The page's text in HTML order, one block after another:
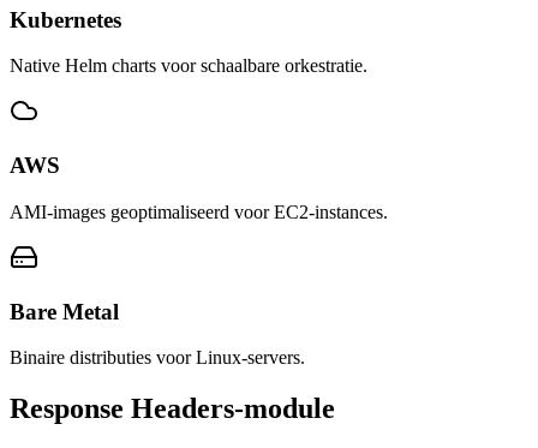
Kubernetes
Native Helm charts voor schaalbare orkestratie.
AWS
AMI-images geoptimaliseerd voor EC2-instances.
Bare Metal
Binaire distributies voor Linux-servers.
Response Headers-module